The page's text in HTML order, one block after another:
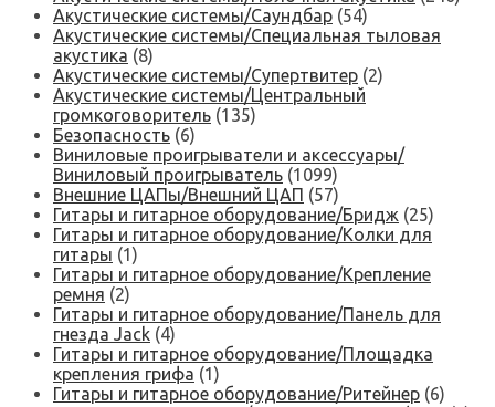
Акустические системы/Саундбар (54)
Акустические системы/Специальная тыловая
акустика (8)
Акустические системы/Супертвитер (2)
Акустические системы/Центральный
громкоговоритель (135)
Безопасность (6)
Виниловые проигрыватели и аксессуары/
Виниловый проигрыватель (1099)
Внешние ЦАПы/Внешний ЦАП (57)
Гитары и гитарное оборудование/Бридж (25)
Гитары и гитарное оборудование/Колки для
гитары (1)
Гитары и гитарное оборудование/Крепление
ремня (2)
Гитары и гитарное оборудование/Панель для
гнезда Jack (4)
Гитары и гитарное оборудование/Площадка
крепления грифа (1)
Гитары и гитарное оборудование/Ритейнер (6)